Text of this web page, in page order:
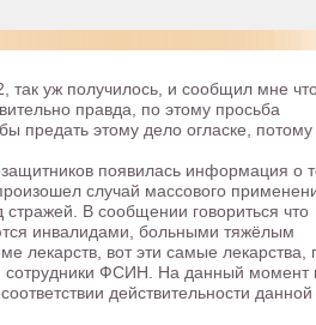
так уж получилось, и сообщил мне
правда, по этому просьба
предать этому дело огласке,
появилась информация о
случай массового
В сообщении говориться что
инвалидами, больными тяжёлым
лекарств, вот эти самые лекарства,
сотрудники ФСИН. На данный момент
действительности данной